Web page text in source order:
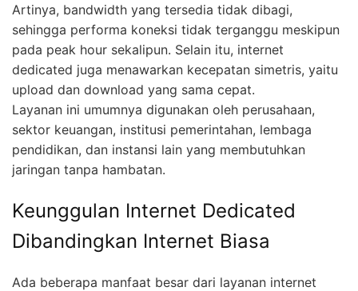
Artinya, bandwidth yang tersedia tidak dibagi,
sehingga performa koneksi tidak terganggu meskipun
pada peak hour sekalipun. Selain itu, internet
dedicated juga menawarkan kecepatan simetris, yaitu
upload dan download yang sama cepat.
Layanan ini umumnya digunakan oleh perusahaan,
sektor keuangan, institusi pemerintahan, lembaga
pendidikan, dan instansi lain yang membutuhkan
jaringan tanpa hambatan.
Keunggulan Internet Dedicated
Dibandingkan Internet Biasa
Ada beberapa manfaat besar dari layanan internet